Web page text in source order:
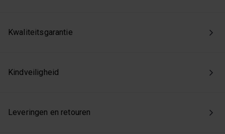
Kwaliteitsgarantie
Kindveiligheid
Leveringen en retouren